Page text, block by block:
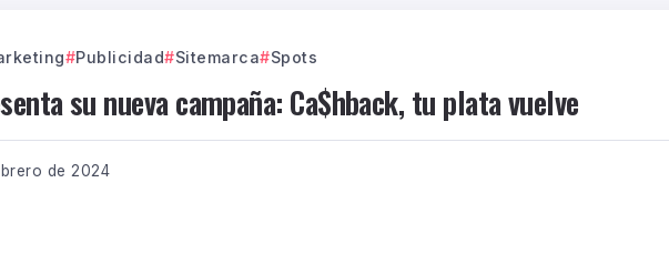
Publicidad Sitemarca Spots
su nueva campaña: Ca$hback, tu plata vuelve
de 2024